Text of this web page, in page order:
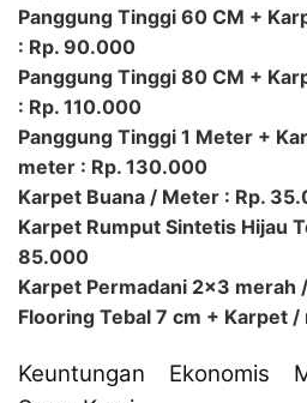
Panggung Tinggi 60 CM +
: Rp. 90.000
Panggung Tinggi 80 CM +
: Rp. 110.000
Panggung Tinggi 1 Meter +
meter : Rp. 130.000
Karpet Buana / Meter : Rp.
Karpet Rumput Sintetis Hijau
85.000
Karpet Permadani 2×3 merah
Flooring Tebal 7 cm + Karpet
Keuntungan Ekonomis